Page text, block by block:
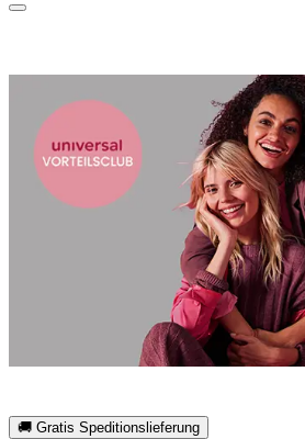
🚚 Gratis Speditionslieferung